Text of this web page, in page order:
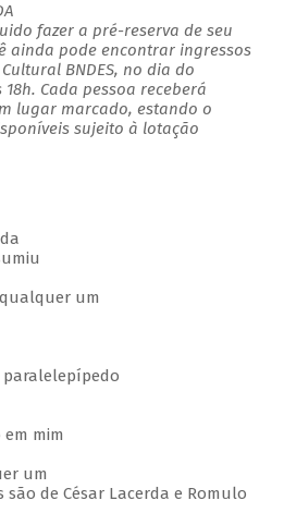
fazer a pré-reserva de seu
ainda pode encontrar ingressos
BNDES, no dia do
Cada pessoa receberá
lugar marcado, estando o
sujeito à lotação
um
em mim
um
são de César Lacerda e Romulo